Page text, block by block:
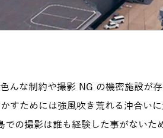
んな制約や撮影 NG の機密施設が存
すためには強風吹き荒れる沖合いに
の撮影は誰も経験した事がないた